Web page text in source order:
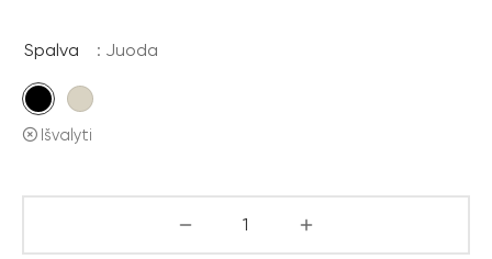
Spalva : Juoda
Išvalyti